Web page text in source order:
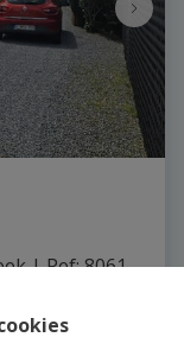
|Ref: 8061